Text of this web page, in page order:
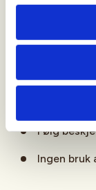
Born
Du får
Følg
Ingen